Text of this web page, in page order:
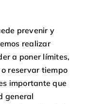
prevenir y
realizar
a poner límites,
reservar tiempo
importante que
general